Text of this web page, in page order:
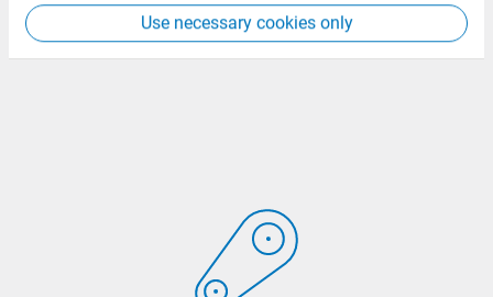
Use necessary cookies only
zajišťuje homogenní procesy. Tím vytváří transparentnost
a snižuje náklady.